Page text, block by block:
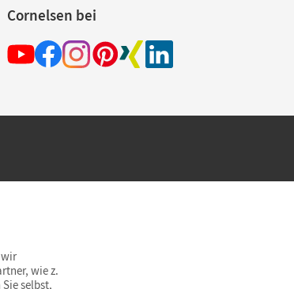
Cornelsen bei
innerhalb Deutschlands
wir
wie z.
selbst,